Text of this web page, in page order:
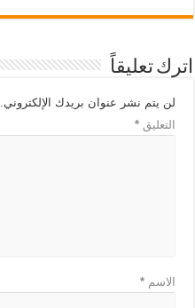
اترك تعليقاً
لن يتم نشر عنوان بريدك الإلكتروني.
التعليق*
الاسم*